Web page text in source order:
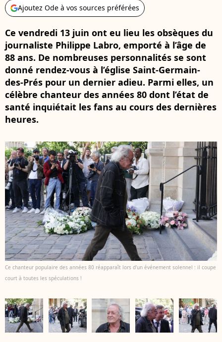
Ajoutez Ode à vos sources préférées
Ce vendredi 13 juin ont eu lieu les obsèques du
journaliste Philippe Labro, emporté à l’âge de
88 ans. De nombreuses personnalités se sont
donné rendez-vous à l’église Saint-Germain-
des-Prés pour un dernier adieu. Parmi elles, un
célèbre chanteur des années 80 dont l’état de
santé inquiétait les fans au cours des dernières
heures.
Ce chanteur populaire des années 80 réapparaît lors d'un événement solennel : il coupe
court à toutes les spéculations !